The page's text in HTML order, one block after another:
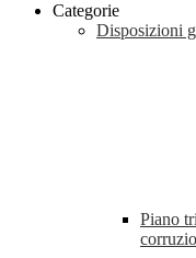
Categorie
Disposizioni
Piano